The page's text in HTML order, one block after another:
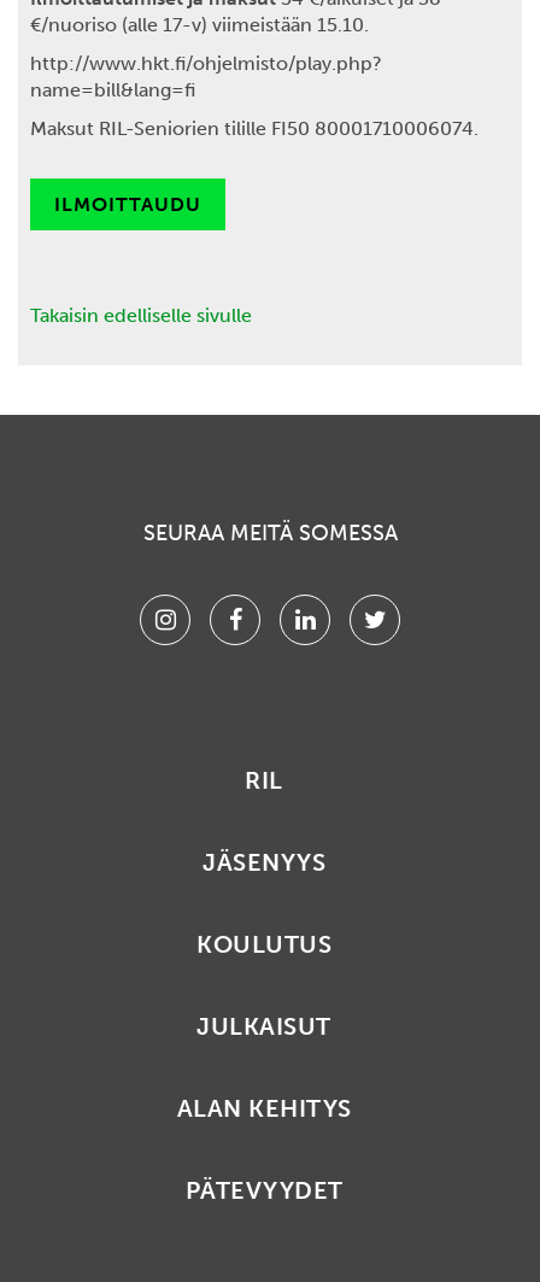
€/nuoriso (alle 17-v) viimeistään 15.10.
http://www.hkt.fi/ohjelmisto/play.php?
name=bill&lang=fi
Maksut RIL-Seniorien tilille FI50 80001710006074.
ILMOITTAUDU
Takaisin edelliselle sivulle
SEURAA MEITÄ SOMESSA
InstagramFacebookLinkedinTwitter
RIL
JÄSENYYS
KOULUTUS
JULKAISUT
ALAN KEHITYS
PÄTEVYYDET